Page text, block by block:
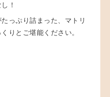
！
っぷり詰まった、マトリ
りとご堪能ください。